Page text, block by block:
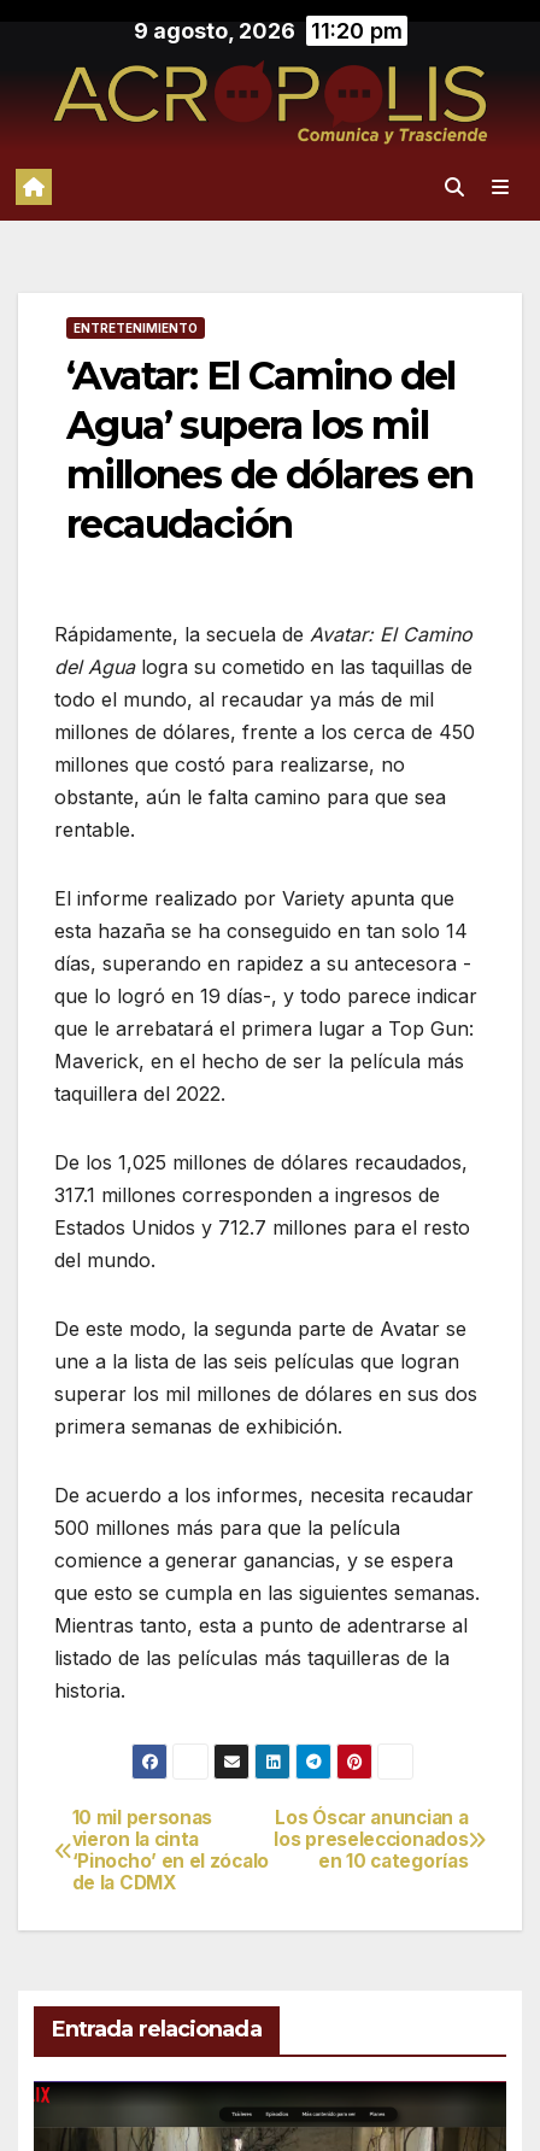
contenido
9 agosto, 2026 11:20 pm
ENTRETENIMIENTO
‘Avatar: El Camino del
Agua’ supera los mil
millones de dólares en
recaudación
Rápidamente, la secuela de Avatar: El Camino
del Agualogra su cometido en las taquillas de
todo el mundo, al recaudar ya más de mil
millones de dólares, frente a los cerca de 450
millones que costó para realizarse, no
obstante, aún le falta camino para que sea
rentable.
El informe realizado por Variety apunta que
esta hazaña se ha conseguido en tan solo 14
días, superando en rapidez a su antecesora -
que lo logró en 19 días-, y todo parece indicar
que le arrebatará el primera lugar a Top Gun:
Maverick, en el hecho de ser la película más
taquillera del 2022.
De los 1,025 millones de dólares recaudados,
317.1 millones corresponden a ingresos de
Estados Unidos y 712.7 millones para el resto
del mundo.
De este modo, la segunda parte de Avatar se
une a la lista de las seis películas que logran
superar los mil millones de dólares en sus dos
primera semanas de exhibición.
De acuerdo a los informes, necesita recaudar
500 millones más para que la película
comience a generar ganancias, y se espera
que esto se cumpla en las siguientes semanas.
Mientras tanto, esta a punto de adentrarse al
listado de las películas más taquilleras de la
historia.
Navegación
de
entradas
Los Óscar anuncian a
los preseleccionados
en 10 categorías
10 mil personas
vieron la cinta
‘Pinocho’ en el zócalo
de la CDMX
Entrada relacionada